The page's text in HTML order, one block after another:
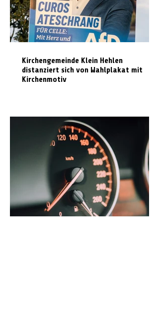
Kirchengemeinde Klein Hehlen
distanziert sich von Wahlplakat mit
Kirchenmotiv